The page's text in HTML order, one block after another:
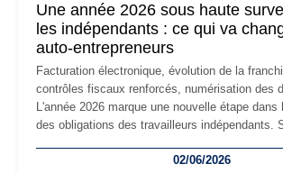
Une année 2026 sous haute
les indépendants : ce qui va
auto-entrepreneurs
Facturation électronique, évolution de la
contrôles fiscaux renforcés, numérisation des
L'année 2026 marque une nouvelle étape dans
des obligations des travailleurs indépendants.
les auto-entrepreneurs devront s'adapter à un
02/06/2026